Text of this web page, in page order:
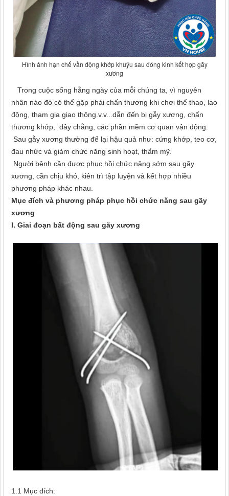
Hình ảnh hạn chế vần động khớp khuỷu sau đóng kinh kết hợp gãy
xương
Trong cuộc sống hằng ngày của mỗi chúng ta, vì nguyên
nhân nào đó có thể gặp phải chấn thương khi chơi thể thao, lao
động, tham gia giao thông.v.v...dẫn đến bị gẫy xương, chấn
thương khớp, dây chằng, các phần mềm cơ quan vận động.
Sau gẫy xương thường để lại hậu quả như: cứng khớp, teo cơ,
đau nhức và giảm chức năng sinh hoạt, thẩm mỹ.
Người bệnh cần được phục hồi chức năng sớm sau gãy
xương, cần chịu khó, kiên trì tập luyện và kết hợp nhiều
phương pháp khác nhau.
Mục đích và phương pháp phục hồi chức năng sau gãy
xương
I. Giai đoạn bất động sau gãy xương
1.1 Mục đích: